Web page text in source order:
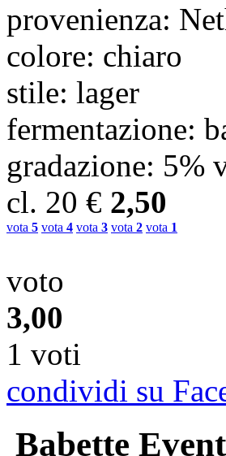
provenienza:
colore: chiaro
stile: lager
fermentazione:
gradazione: 5%
cl. 20 € 2,50
vota 5 vota 4 vota 3 vota 2 vota 1
voto
3,00
1 voti
condividi su
Babette